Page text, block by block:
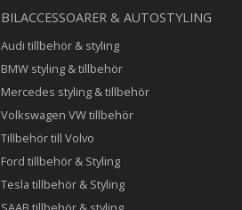
BILACCESSOARER & AUTOSTYLING
Audi tillbehör & styling
BMW styling & tillbehör
Mercedes styling & tillbehör
Volkswagen VW tillbehör
Tillbehör till Volvo
Ford tillbehör & Styling
Tesla tillbehör & Styling